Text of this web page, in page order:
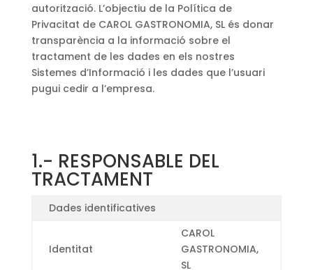
autorització. L’objectiu de la Política de
Privacitat de CAROL GASTRONOMIA, SL és donar
transparència a la informació sobre el
tractament de les dades en els nostres
Sistemes d’Informació i les dades que l’usuari
pugui cedir a l’empresa.
1.- RESPONSABLE DEL
TRACTAMENT
Dades identificatives
Identitat
CAROL
GASTRONOMIA,
SL